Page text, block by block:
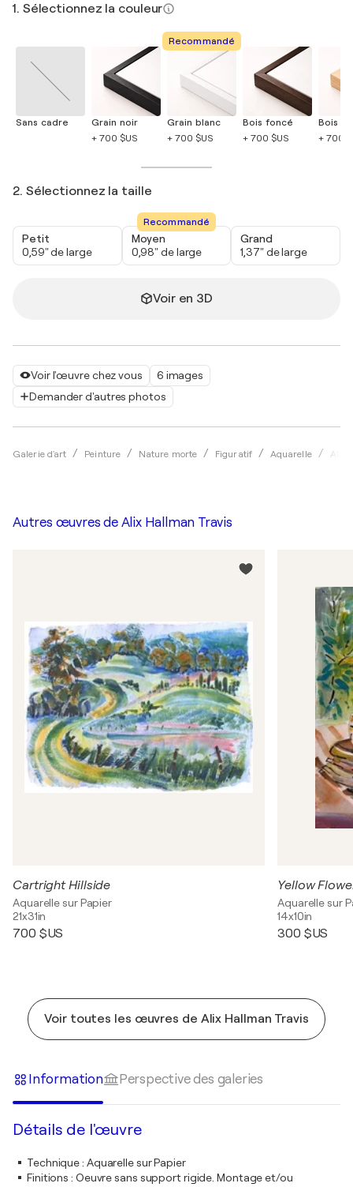
Voir l'œuvre chez vous
6 images
Demander d'autres photos
Galerie d'art Peinture Nature morte Figuratif Aquarelle Alix
1. Sélectionnez la couleur
Sans cadre
Grain noir
+ 700 $US
Recommandé
Grain blanc
+ 700 $US
Bois foncé
+ 700 $US
Bois
+ 700
2. Sélectionnez la taille
Petit
0,59" de large
Recommandé
Moyen
0,98" de large
Grand
1,37" de large
Voir en 3D
Autres œuvres de Alix Hallman Travis
Cartright Hillside
Aquarelle sur Papier
21x31in
700 $US
Yellow
Aquarelle sur
14x10in
300 $US
Voir toutes les œuvres de Alix Hallman Travis
Information Perspective des galeries
Détails de l'œuvre
Technique: Aquarelle sur Papier
Finitions : Oeuvre sans support rigide. Montage et/ou